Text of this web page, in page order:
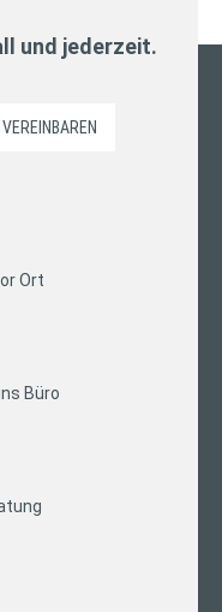
und jederzeit.
VEREINBAREN
Ort
Büro